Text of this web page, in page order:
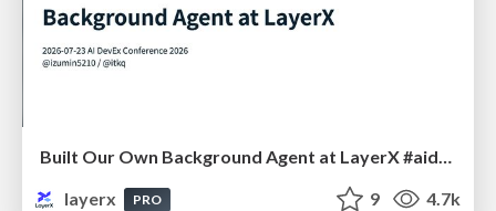
Built Our Own Background Agent at LayerX #aidevex_findy
layerx
PRO 9 4.7k